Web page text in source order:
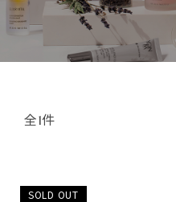
Skin types/Concerns
-肌タイプ・肌悩み別
SPAS & SHOPS
ご利用ガイド
全1件
SOLD OUT